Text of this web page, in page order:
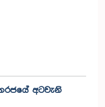
අටවැනි